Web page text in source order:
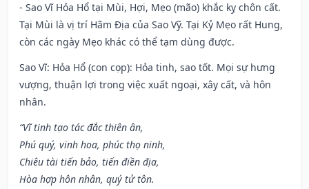
- Sao Vĩ Hỏa Hổ tại Mùi, Hợi, Mẹo (mão) khắc kỵ chôn cất.
Tại Mùi là vị trí Hãm Địa của Sao Vỹ. Tại Kỷ Mẹo rất Hung,
còn các ngày Mẹo khác có thể tạm dùng được.
Sao Vĩ: Hỏa Hổ (con cọp): Hỏa tinh, sao tốt. Mọi sự hưng
vượng, thuận lợi trong việc xuất ngoại, xây cất, và hôn
nhân.
“Vĩ tinh tạo tác đắc thiên ân,
Phú quý, vinh hoa, phúc thọ ninh,
Chiêu tài tiến bảo, tiến điền địa,
Hòa hợp hôn nhân, quý tử tôn.